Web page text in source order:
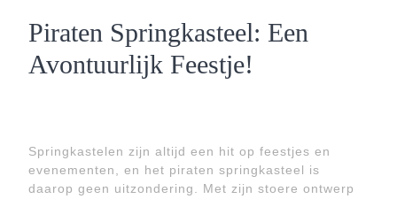
Piraten Springkasteel: Een
Avontuurlijk Feestje!
Springkastelen zijn altijd een hit op feestjes en
evenementen, en het piraten springkasteel is
daarop geen uitzondering. Met zijn stoere ontwerp